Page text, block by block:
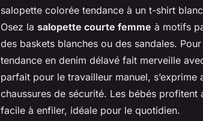
salopette colorée tendance à un t-shirt
Osez la salopette courte femme à motifs
des baskets blanches ou des sandales.
tendance en denim délavé fait merveille
parfait pour le travailleur manuel,
chaussures de sécurité. Les bébés profitent
facile à enfiler, idéale pour le quotidien.